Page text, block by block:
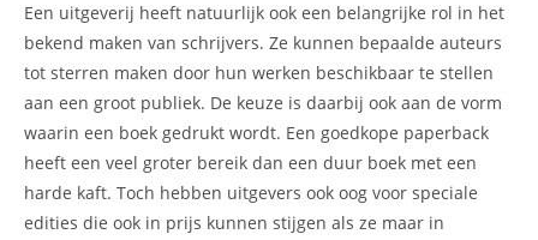
Een uitgeverij heeft natuurlijk ook een belangrijke rol in het
bekend maken van schrijvers. Ze kunnen bepaalde auteurs
tot sterren maken door hun werken beschikbaar te stellen
aan een groot publiek. De keuze is daarbij ook aan de vorm
waarin een boek gedrukt wordt. Een goedkope paperback
heeft een veel groter bereik dan een duur boek met een
harde kaft. Toch hebben uitgevers ook oog voor speciale
edities die ook in prijs kunnen stijgen als ze maar in